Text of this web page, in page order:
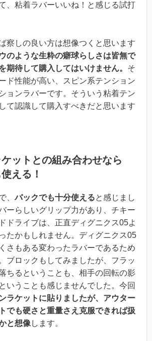
、粘着ラバーいいね！と感じる試打
察しの良い方は想像つくと思います
のような生粋の癖球らしさは皆無で
期待して購入してはいけません。 そ
ド性能が高い、スピン系テンション
ョンラバーです。そういう粘着テン
て認識して購入すべきだと思います
ットとの組み合わせなら
える！
、バックでも十分使えると感じまし
ーらしいグリップ力があり、チキー
ドライブは、正直ディグニクス05よ
たかもしれません。ディグニクス05
さもある変わったラバーであるため
ブロックもしてみましたが、フラッ
ちるということも、相手の回転の影
いうことも感じませんでした。今回
ラケットに貼りましたが、アウター
でも硬さと重量さえ克服できれば扱
と想像 します。